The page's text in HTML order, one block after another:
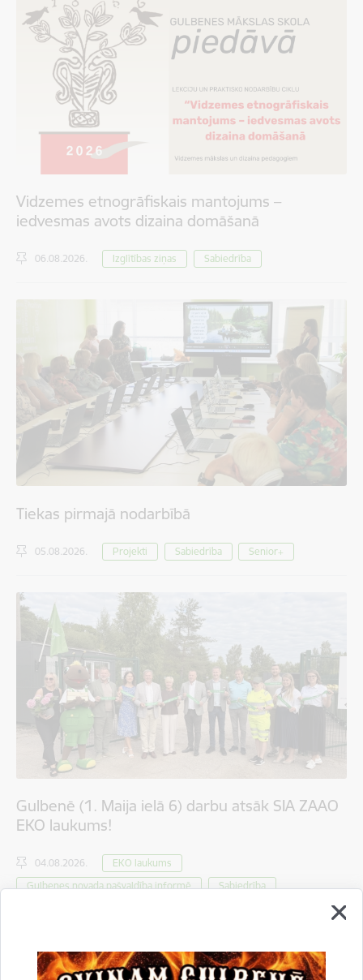
Vidzemes etnogrāfiskais mantojums –
iedvesmas avots dizaina domāšanā
06.08.2026. Izglītības ziņas Sabiedrība
Tiekas pirmajā nodarbībā
05.08.2026. Projekti Sabiedrība Senior+
Gulbenē (1. Maija ielā 6) darbu atsāk SIA ZAAO
EKO laukums!
04.08.2026.
EKO laukums
Gulbenes novada pašvaldība informē
Sabiedrība